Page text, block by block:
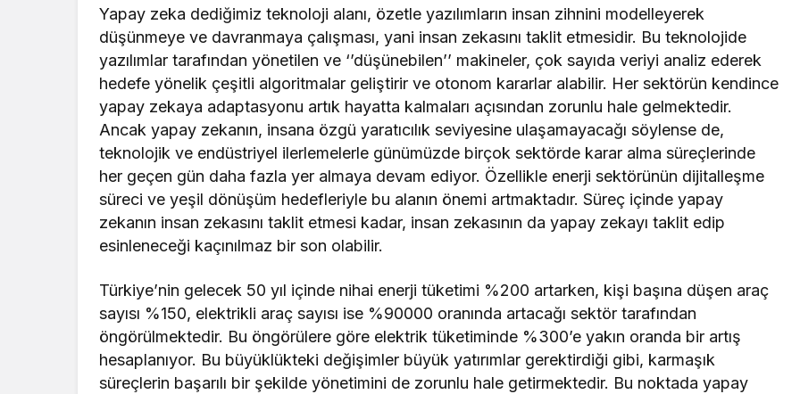
Yapay zeka dediğimiz teknoloji alanı, özetle yazılımların insan zihnini modelleyerek
düşünmeye ve davranmaya çalışması, yani insan zekasını taklit etmesidir. Bu teknolojide
yazılımlar tarafından yönetilen ve ‘’düşünebilen’’ makineler, çok sayıda veriyi analiz ederek
hedefe yönelik çeşitli algoritmalar geliştirir ve otonom kararlar alabilir. Her sektörün kendince
yapay zekaya adaptasyonu artık hayatta kalmaları açısından zorunlu hale gelmektedir.
Ancak yapay zekanın, insana özgü yaratıcılık seviyesine ulaşamayacağı söylense de,
teknolojik ve endüstriyel ilerlemelerle günümüzde birçok sektörde karar alma süreçlerinde
her geçen gün daha fazla yer almaya devam ediyor. Özellikle enerji sektörünün dijitalleşme
süreci ve yeşil dönüşüm hedefleriyle bu alanın önemi artmaktadır. Süreç içinde yapay
zekanın insan zekasını taklit etmesi kadar, insan zekasının da yapay zekayı taklit edip
esinleneceği kaçınılmaz bir son olabilir.
Türkiye’nin gelecek 50 yıl içinde nihai enerji tüketimi %200 artarken, kişi başına düşen araç
sayısı %150, elektrikli araç sayısı ise %90000 oranında artacağı sektör tarafından
öngörülmektedir. Bu öngörülere göre elektrik tüketiminde %300’e yakın oranda bir artış
hesaplanıyor. Bu büyüklükteki değişimler büyük yatırımlar gerektirdiği gibi, karmaşık
süreçlerin başarılı bir şekilde yönetimini de zorunlu hale getirmektedir. Bu noktada yapay